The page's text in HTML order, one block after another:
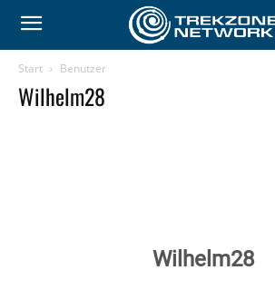
Start Benutzer
Wilhelm28
Wilhelm28